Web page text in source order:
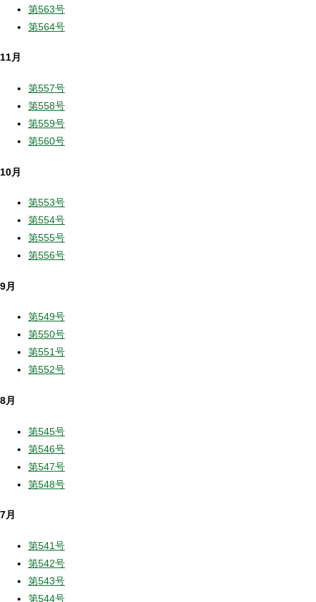
第563号
第564号
11月
第557号
第558号
第559号
第560号
10月
第553号
第554号
第555号
第556号
9月
第549号
第550号
第551号
第552号
8月
第545号
第546号
第547号
第548号
7月
第541号
第542号
第543号
第544号